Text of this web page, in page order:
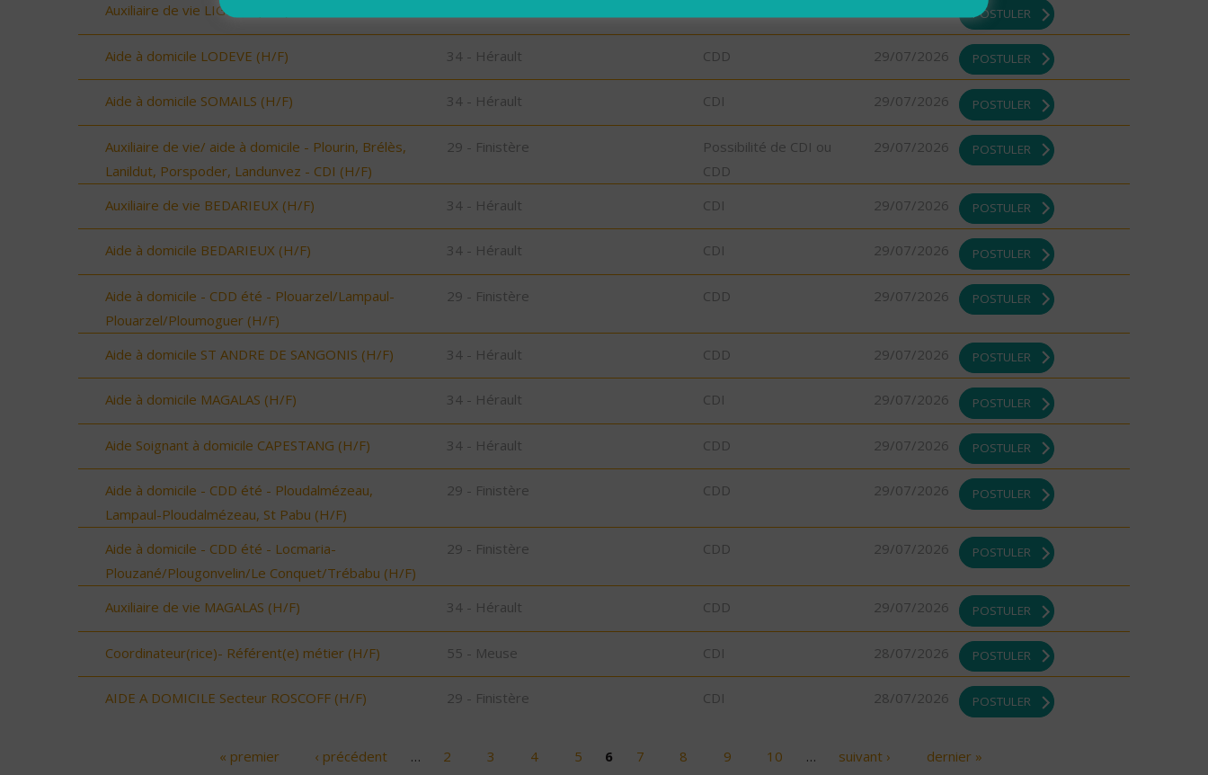
Auxiliaire de vie LIGNAN (H/F) POSTULER
Aide à domicile LODEVE (H/F) 34 - Hérault CDD 29/07/2026 POSTULER
Aide à domicile SOMAILS (H/F) 34 - Hérault CDI 29/07/2026 POSTULER
Auxiliaire de vie/ aide à domicile - Plourin, Brélès,
Lanildut, Porspoder, Landunvez - CDI (H/F)
29 - Finistère
Possibilité de CDI ou
CDD
29/07/2026 POSTULER
Auxiliaire de vie BEDARIEUX (H/F) 34 - Hérault CDI 29/07/2026 POSTULER
Aide à domicile BEDARIEUX (H/F) 34 - Hérault CDI 29/07/2026 POSTULER
Aide à domicile - CDD été - Plouarzel/Lampaul-
Plouarzel/Ploumoguer (H/F)
29 - Finistère CDD 29/07/2026 POSTULER
Aide à domicile ST ANDRE DE SANGONIS (H/F) 34 - Hérault CDD 29/07/2026 POSTULER
Aide à domicile MAGALAS (H/F) 34 - Hérault CDI 29/07/2026 POSTULER
Aide Soignant à domicile CAPESTANG (H/F) 34 - Hérault CDD 29/07/2026 POSTULER
Aide à domicile - CDD été - Ploudalmézeau,
Lampaul-Ploudalmézeau, St Pabu (H/F)
29 - Finistère CDD 29/07/2026 POSTULER
Aide à domicile - CDD été - Locmaria-
Plouzané/Plougonvelin/Le Conquet/Trébabu (H/F)
29 - Finistère CDD 29/07/2026 POSTULER
Auxiliaire de vie MAGALAS (H/F) 34 - Hérault CDD 29/07/2026 POSTULER
Coordinateur(rice)- Référent(e) métier (H/F) 55 - Meuse CDI 28/07/2026 POSTULER
AIDE A DOMICILE Secteur ROSCOFF (H/F) 29 - Finistère CDI 28/07/2026 POSTULER
« premier ‹ précédent … 2 3 4 5 6 7 8 9 10 … suivant › dernier »